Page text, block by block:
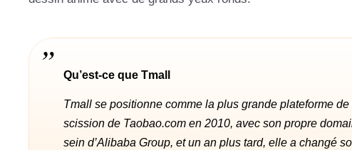
Qu’est-ce que Tmall
Tmall se positionne comme la plus grande plateforme
scission de Taobao.com en 2010, avec son propre
sein d’Alibaba Group, et un an plus tard, elle a changé